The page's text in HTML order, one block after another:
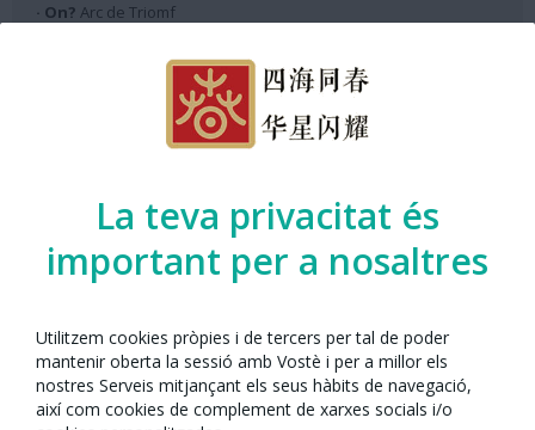
La teva privacitat és
important per a nosaltres
Utilitzem cookies pròpies i de tercers per tal de poder
mantenir oberta la sessió amb Vostè i per a millor els
nostres Serveis mitjançant els seus hàbits de navegació,
així com cookies de complement de xarxes socials i/o
· On? Arc de Triomf
12:20h GMT +2